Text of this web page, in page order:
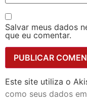
Salvar meus dados
que eu comentar.
Este site utiliza o
como seus dados